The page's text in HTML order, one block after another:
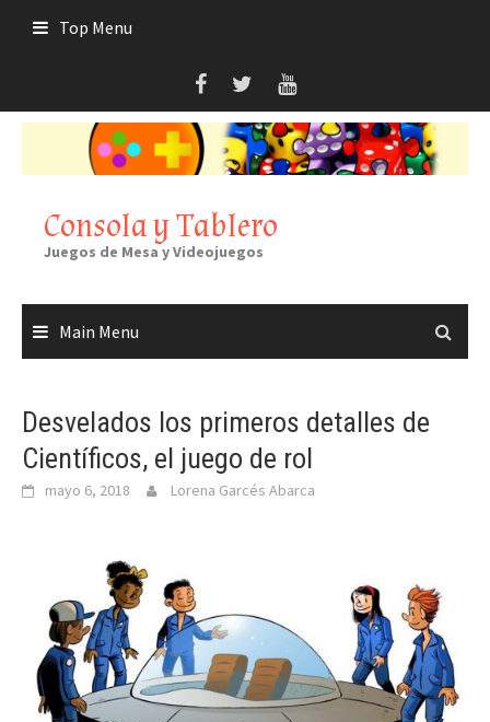
Top Menu
Consola y Tablero
Juegos de Mesa y Videojuegos
Main Menu
Desvelados los primeros detalles de
Científicos, el juego de rol
mayo 6, 2018 Lorena Garcés Abarca